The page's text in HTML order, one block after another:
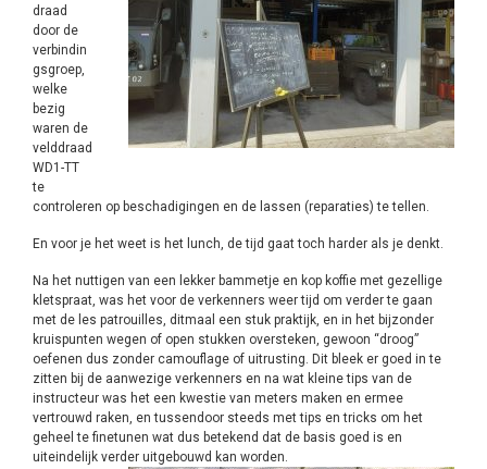
draad
door de
verbindin
gsgroep,
welke
bezig
waren de
velddraad
WD1-TT
te
controleren op beschadigingen en de lassen (reparaties) te tellen.
En voor je het weet is het lunch, de tijd gaat toch harder als je denkt.
Na het nuttigen van een lekker bammetje en kop koffie met gezellige
kletspraat, was het voor de verkenners weer tijd om verder te gaan
met de les patrouilles, ditmaal een stuk praktijk, en in het bijzonder
kruispunten wegen of open stukken oversteken, gewoon “droog”
oefenen dus zonder camouflage of uitrusting. Dit bleek er goed in te
zitten bij de aanwezige verkenners en na wat kleine tips van de
instructeur was het een kwestie van meters maken en ermee
vertrouwd raken, en tussendoor steeds met tips en tricks om het
geheel te finetunen wat dus betekend dat de basis goed is en
uiteindelijk verder uitgebouwd kan worden.